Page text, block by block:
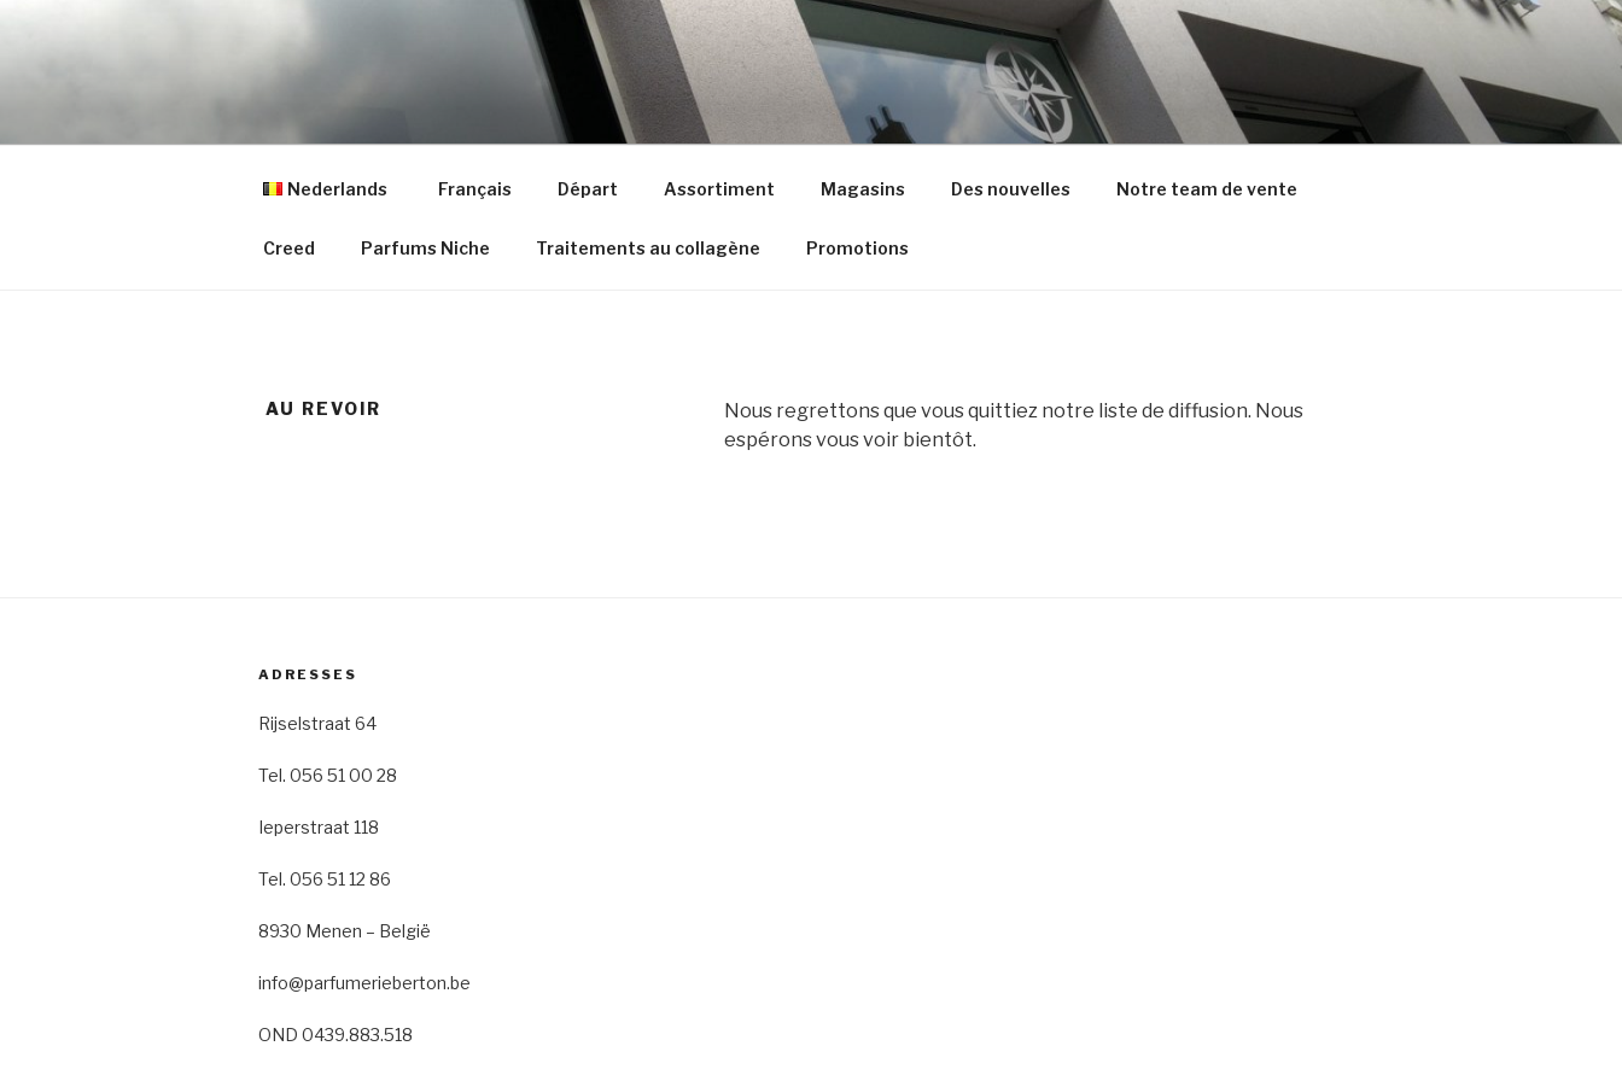
Nederlands Français Départ Assortiment Magasins Des nouvelles Notre team de vente
Creed Parfums Niche Traitements au collagène Promotions
AU REVOIR
Nous regrettons que vous quittiez notre liste de diffusion. Nous
espérons vous voir bientôt.
ADRESSES
Rijselstraat 64
Tel. 056 51 00 28
Ieperstraat 118
Tel. 056 51 12 86
8930 Menen – België
info@parfumerieberton.be
OND 0439.883.518